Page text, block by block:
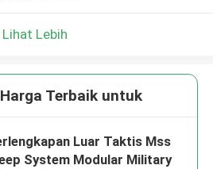
Lihat Lebih
Terbaik untuk
Luar Taktis Mss
System Modular Military